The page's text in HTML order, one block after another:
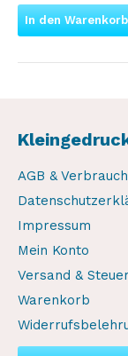
In den Warenkorb
AGB &
Impressum
Mein Konto
Versand &
Warenkorb